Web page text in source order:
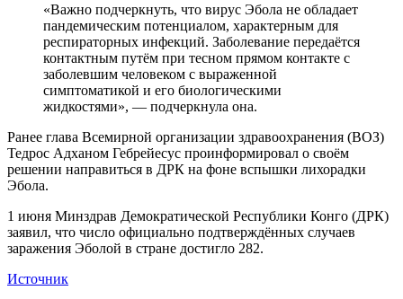
«Важно подчеркнуть, что вирус Эбола не обладает
пандемическим потенциалом, характерным для
респираторных инфекций. Заболевание передаётся
контактным путём при тесном прямом контакте с
заболевшим человеком с выраженной
симптоматикой и его биологическими
жидкостями», — подчеркнула она.
Ранее глава Всемирной организации здравоохранения (ВОЗ)
Тедрос Адханом Гебрейесус проинформировал о своём
решении направиться в ДРК на фоне вспышки лихорадки
Эбола.
1 июня Минздрав Демократической Республики Конго (ДРК)
заявил, что число официально подтверждённых случаев
заражения Эболой в стране достигло 282.
Источник